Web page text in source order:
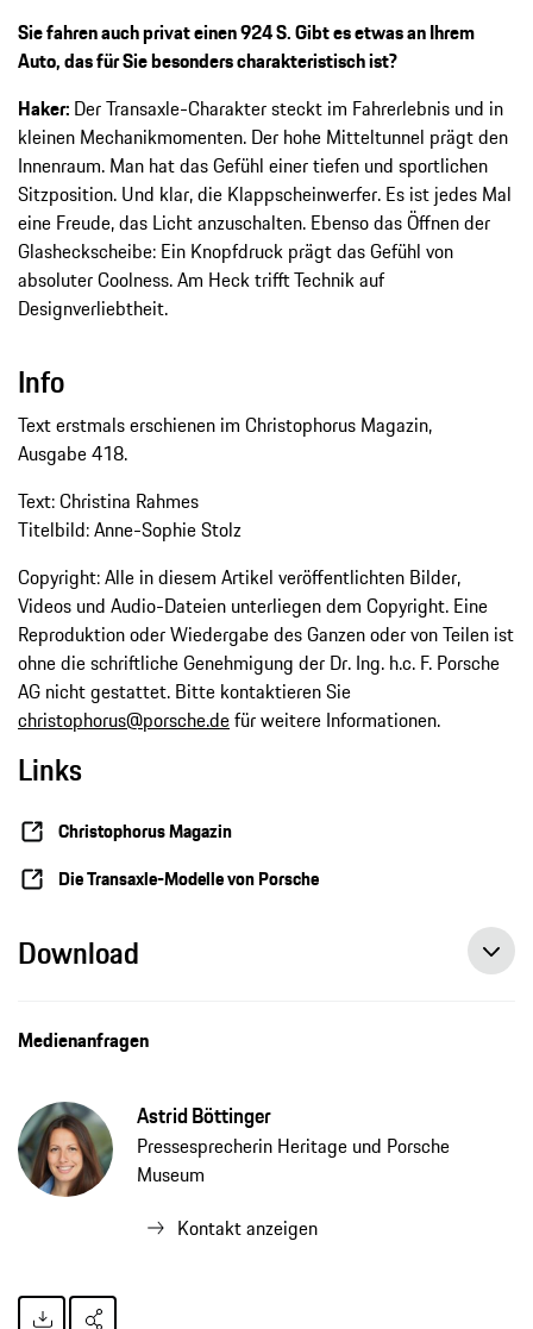
Sie fahren auch privat einen 924 S. Gibt es etwas an Ihrem
Auto, das für Sie besonders charakteristisch ist?
Haker: Der Transaxle-Charakter steckt im Fahrerlebnis und in
kleinen Mechanikmomenten. Der hohe Mitteltunnel prägt den
Innenraum. Man hat das Gefühl einer tiefen und sportlichen
Sitzposition. Und klar, die Klappscheinwerfer. Es ist jedes Mal
eine Freude, das Licht anzuschalten. Ebenso das Öffnen der
Glasheckscheibe: Ein Knopfdruck prägt das Gefühl von
absoluter Coolness. Am Heck trifft Technik auf
Designverliebtheit.
Info
Text erstmals erschienen im Christophorus Magazin,
Ausgabe 418.
Text: Christina Rahmes
Titelbild: Anne-Sophie Stolz
Copyright: Alle in diesem Artikel veröffentlichten Bilder,
Videos und Audio-Dateien unterliegen dem Copyright. Eine
Reproduktion oder Wiedergabe des Ganzen oder von Teilen ist
ohne die schriftliche Genehmigung der Dr. Ing. h.c. F. Porsche
AG nicht gestattet. Bitte kontaktieren Sie
christophorus@porsche.defür weitere Informationen.
Links
Christophorus Magazin
Die Transaxle-Modelle von Porsche
Download
Medienanfragen
Astrid Böttinger
Pressesprecherin Heritage und Porsche
Museum
Kontakt anzeigen